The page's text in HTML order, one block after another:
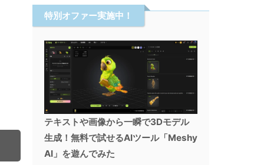
特別オファー実施中！
テキストや画像から一瞬で3Dモデル
生成！無料で試せるAIツール「Meshy
AI」を遊んでみた